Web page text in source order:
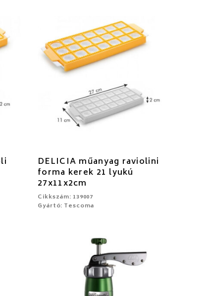
DELICIA műanyag raviolini
forma kerek 21 lyukú
27x11x2cm
Cikkszám: 139007
Gyártó: Tescoma